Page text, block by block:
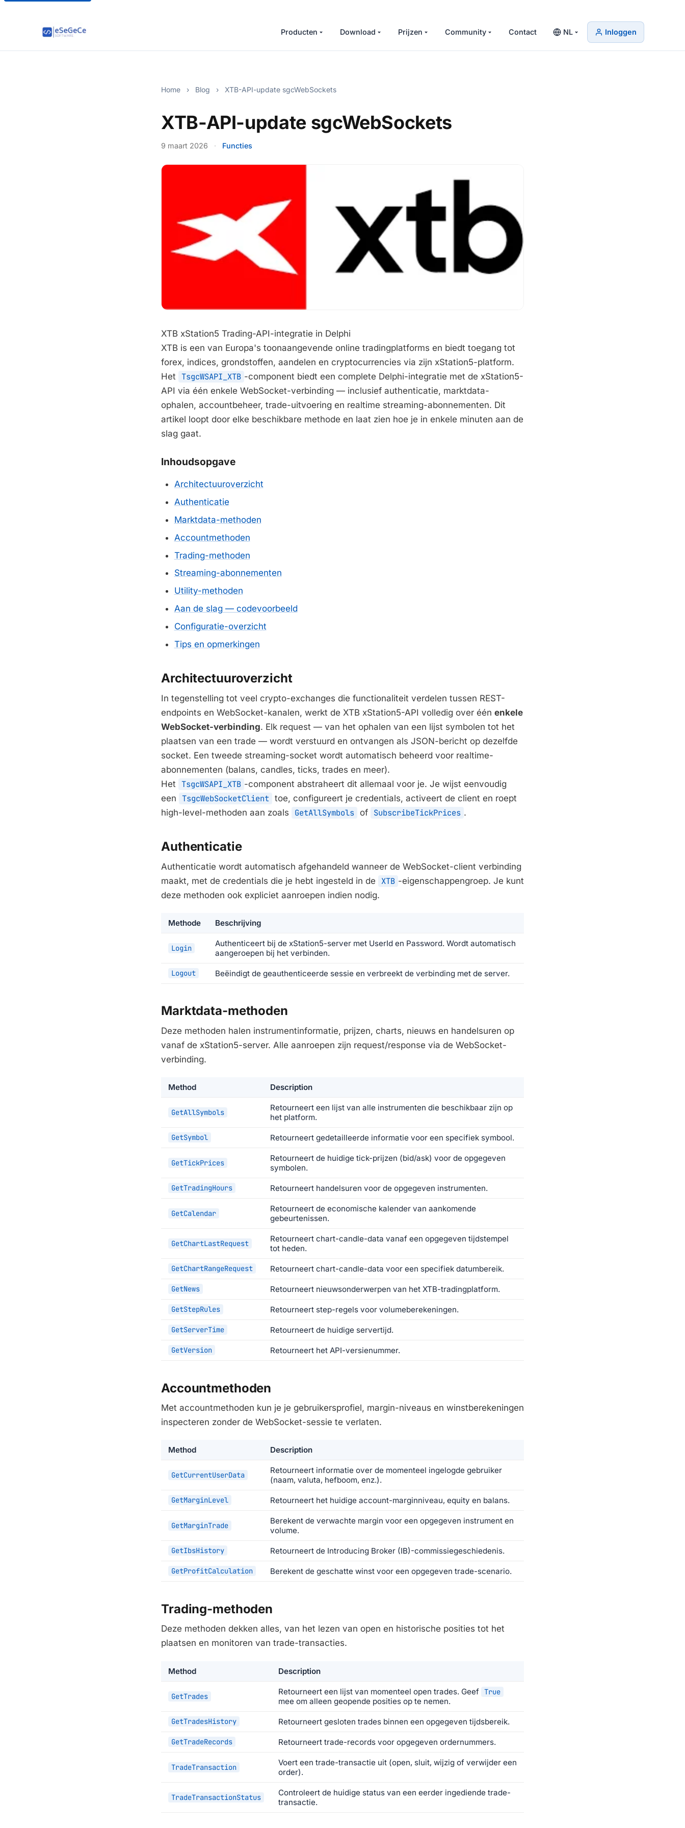
Producten Download Prijzen Community Contact NL Inloggen
Home › Blog › XTB-API-update sgcWebSockets
XTB-API-update sgcWebSockets
9 maart 2026 · Functies
XTB xStation5 Trading-API-integratie in Delphi
XTB is een van Europa's toonaangevende online tradingplatforms en biedt toegang tot
forex, indices, grondstoffen, aandelen en cryptocurrencies via zijn xStation5-platform.
Het TsgcWSAPI_XTB -component biedt een complete Delphi-integratie met de xStation5-
API via één enkele WebSocket-verbinding — inclusief authenticatie, marktdata-
ophalen, accountbeheer, trade-uitvoering en realtime streaming-abonnementen. Dit
artikel loopt door elke beschikbare methode en laat zien hoe je in enkele minuten aan de
slag gaat.
Inhoudsopgave
Architectuuroverzicht
Authenticatie
Marktdata-methoden
Accountmethoden
Trading-methoden
Streaming-abonnementen
Utility-methoden
Aan de slag — codevoorbeeld
Configuratie-overzicht
Tips en opmerkingen
Architectuuroverzicht
In tegenstelling tot veel crypto-exchanges die functionaliteit verdelen tussen REST-
endpoints en WebSocket-kanalen, werkt de XTB xStation5-API volledig over één enkele
WebSocket-verbinding. Elk request — van het ophalen van een lijst symbolen tot het
plaatsen van een trade — wordt verstuurd en ontvangen als JSON-bericht op dezelfde
socket. Een tweede streaming-socket wordt automatisch beheerd voor realtime-
abonnementen (balans, candles, ticks, trades en meer).
Het TsgcWSAPI_XTB -component abstraheert dit allemaal voor je. Je wijst eenvoudig
een TsgcWebSocketClient toe, configureert je credentials, activeert de client en roept
high-level-methoden aan zoals
GetAllSymbols of SubscribeTickPrices .
Authenticatie
Authenticatie wordt automatisch afgehandeld wanneer de WebSocket-client verbinding
maakt, met de credentials die je hebt ingesteld in de XTB -eigenschappengroep. Je kunt
deze methoden ook expliciet aanroepen indien nodig.
Methode Beschrijving
Login
Authenticeert bij de xStation5-server met UserId en Password. Wordt automatisch
aangeroepen bij het verbinden.
Logout Beëindigt de geauthenticeerde sessie en verbreekt de verbinding met de server.
Marktdata-methoden
Deze methoden halen instrumentinformatie, prijzen, charts, nieuws en handelsuren op
vanaf de xStation5-server. Alle aanroepen zijn request/response via de WebSocket-
verbinding.
Method Description
GetAllSymbols
Retourneert een lijst van alle instrumenten die beschikbaar zijn op
het platform.
GetSymbol Retourneert gedetailleerde informatie voor een specifiek symbool.
GetTickPrices
Retourneert de huidige tick-prijzen (bid/ask) voor de opgegeven
symbolen.
GetTradingHours Retourneert handelsuren voor de opgegeven instrumenten.
GetCalendar
Retourneert de economische kalender van aankomende
gebeurtenissen.
GetChartLastRequest
Retourneert chart-candle-data vanaf een opgegeven tijdstempel
tot heden.
GetChartRangeRequest Retourneert chart-candle-data voor een specifiek datumbereik.
GetNews Retourneert nieuwsonderwerpen van het XTB-tradingplatform.
GetStepRules Retourneert step-regels voor volumeberekeningen.
GetServerTime Retourneert de huidige servertijd.
GetVersion Retourneert het API-versienummer.
Accountmethoden
Met accountmethoden kun je je gebruikersprofiel, margin-niveaus en winstberekeningen
inspecteren zonder de WebSocket-sessie te verlaten.
Method Description
GetCurrentUserData
Retourneert informatie over de momenteel ingelogde gebruiker
(naam, valuta, hefboom, enz.).
GetMarginLevel Retourneert het huidige account-marginniveau, equity en balans.
GetMarginTrade
Berekent de verwachte margin voor een opgegeven instrument en
volume.
GetIbsHistory Retourneert de Introducing Broker (IB)-commissiegeschiedenis.
GetProfitCalculation Berekent de geschatte winst voor een opgegeven trade-scenario.
Trading-methoden
Deze methoden dekken alles, van het lezen van open en historische posities tot het
plaatsen en monitoren van trade-transacties.
Method Description
GetTrades Retourneert een lijst van momenteel open trades. Geef True
mee om alleen geopende posities op te nemen.
GetTradesHistory Retourneert gesloten trades binnen een opgegeven tijdsbereik.
GetTradeRecords Retourneert trade-records voor opgegeven ordernummers.
TradeTransaction
Voert een trade-transactie uit (open, sluit, wijzig of verwijder een
order).
TradeTransactionStatus
Controleert de huidige status van een eerder ingediende trade-
transactie.